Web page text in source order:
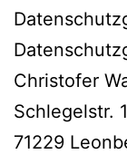
Christofer
Schlegelstr.
71229